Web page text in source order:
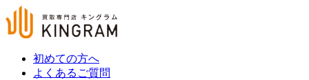
初めての方へ
よくあるご質問